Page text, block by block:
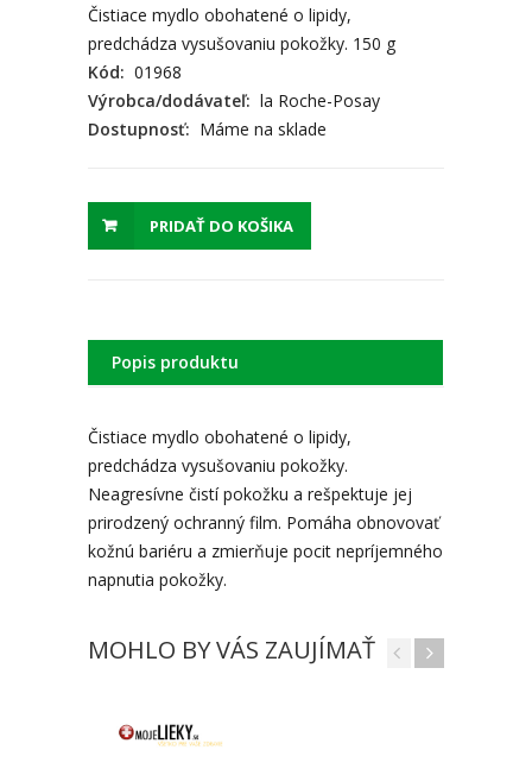
Čistiace mydlo obohatené o lipidy,
predchádza vysušovaniu pokožky. 150 g
Kód: 01968
Výrobca/dodávateľ: la Roche-Posay
Dostupnosť: Máme na sklade
PRIDAŤ DO KOŠIKA
Popis produktu
Čistiace mydlo obohatené o lipidy,
predchádza vysušovaniu pokožky.
Neagresívne čistí pokožku a rešpektuje jej
prirodzený ochranný film. Pomáha obnovovať
kožnú bariéru a zmierňuje pocit nepríjemného
napnutia pokožky.
MOHLO BY VÁS ZAUJÍMAŤ